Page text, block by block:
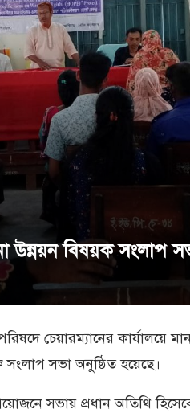
উন্নয়ন বিষয়ক সংলাপ
চেয়ারম্যানের কার্যালয়ে
সংলাপ সভা অনুষ্ঠিত হয়েছে।
সভায় প্রধান অতিথি